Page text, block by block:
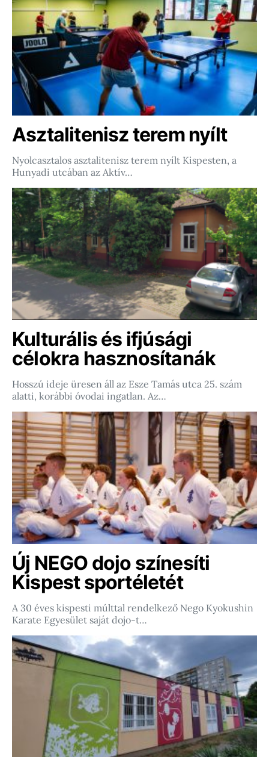
Asztalitenisz terem nyílt
Nyolcasztalos asztalitenisz terem nyílt Kispesten, a
Hunyadi utcában az Aktív…
Kulturális és ifjúsági
célokra hasznosítanák
Hosszú ideje üresen áll az Esze Tamás utca 25. szám
alatti, korábbi óvodai ingatlan. Az…
Új NEGO dojo színesíti
Kispest sportéletét
A 30 éves kispesti múlttal rendelkező Nego Kyokushin
Karate Egyesület saját dojo-t…